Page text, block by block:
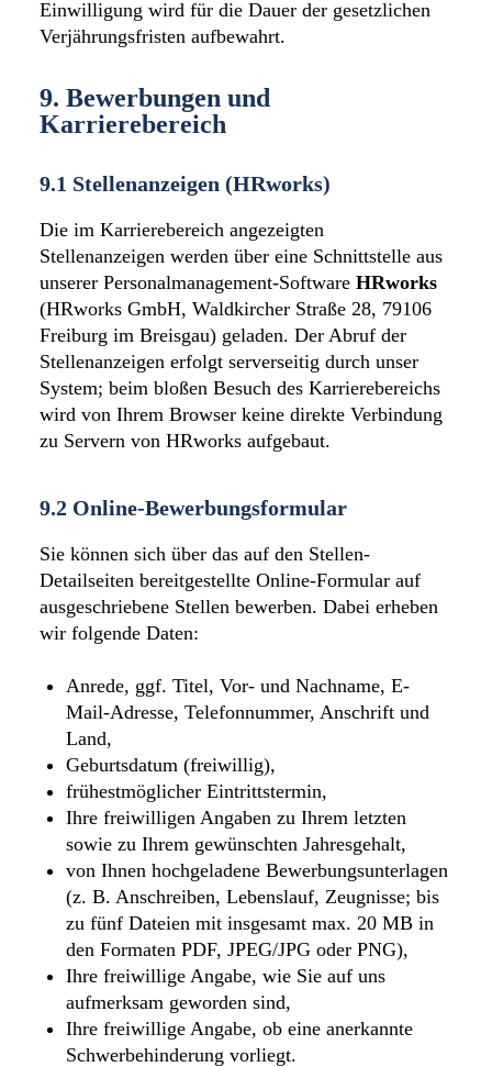
Einwilligung wird für die Dauer der gesetzlichen
Verjährungsfristen aufbewahrt.
9. Bewerbungen und
Karrierebereich
9.1 Stellenanzeigen (HRworks)
Die im Karrierebereich angezeigten
Stellenanzeigen werden über eine Schnittstelle aus
unserer Personalmanagement-Software HRworks
(HRworks GmbH, Waldkircher Straße 28, 79106
Freiburg im Breisgau) geladen. Der Abruf der
Stellenanzeigen erfolgt serverseitig durch unser
System; beim bloßen Besuch des Karrierebereichs
wird von Ihrem Browser keine direkte Verbindung
zu Servern von HRworks aufgebaut.
9.2 Online-Bewerbungsformular
Sie können sich über das auf den Stellen-
Detailseiten bereitgestellte Online-Formular auf
ausgeschriebene Stellen bewerben. Dabei erheben
wir folgende Daten:
Anrede, ggf. Titel, Vor- und Nachname, E-
Mail-Adresse, Telefonnummer, Anschrift und
Land,
Geburtsdatum (freiwillig),
frühestmöglicher Eintrittstermin,
Ihre freiwilligen Angaben zu Ihrem letzten
sowie zu Ihrem gewünschten Jahresgehalt,
von Ihnen hochgeladene Bewerbungsunterlagen
(z. B. Anschreiben, Lebenslauf, Zeugnisse; bis
zu fünf Dateien mit insgesamt max. 20 MB in
den Formaten PDF, JPEG/JPG oder PNG),
Ihre freiwillige Angabe, wie Sie auf uns
aufmerksam geworden sind,
Ihre freiwillige Angabe, ob eine anerkannte
Schwerbehinderung vorliegt.